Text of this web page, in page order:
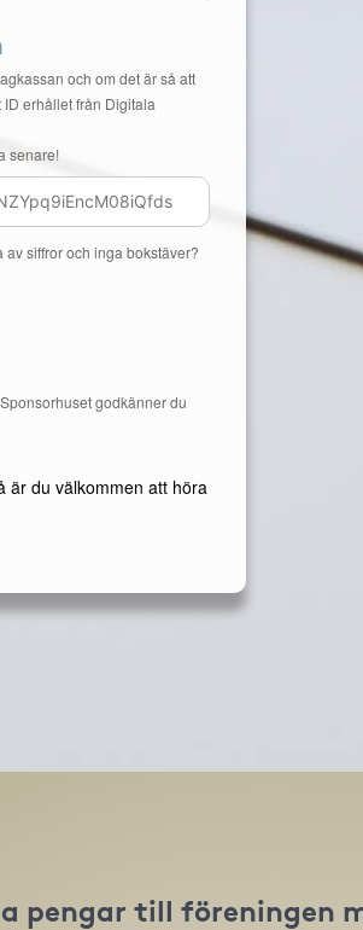
och om det är så att
erhållet från Digitala
senare!
siffror och inga bokstäver?
godkänner du
är du välkommen att höra
pengar till föreningen